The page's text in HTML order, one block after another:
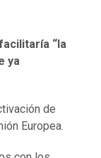
“la
ya
de
Europea.